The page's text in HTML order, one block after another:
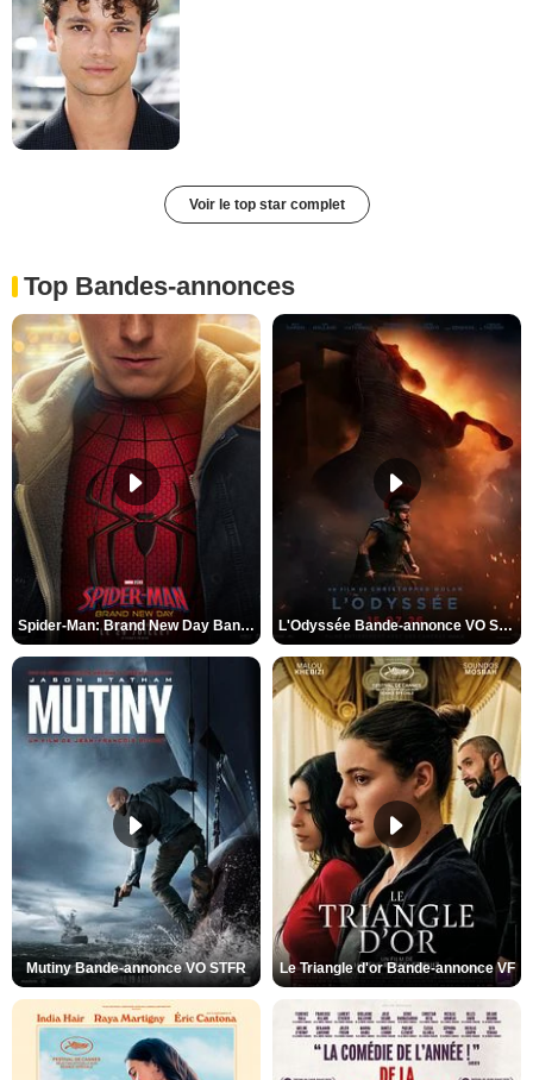
Voir le top star complet
Top Bandes-annonces
Spider-Man: Brand New Day Bande-annonce VO STFR L'Odyssée Bande-annonce VO STFR
Mutiny Bande-annonce VO STFR Le Triangle d'or Bande-annonce VF